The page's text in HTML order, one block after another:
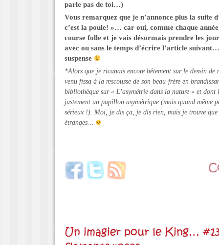
parle pas de toi…)
Vous remarquez que je n’annonce plus la suite
c’est la poule! »… car oui, comme chaque
course folle et je vais désormais prendre les
avec ou sans le temps d’écrire l’article
suspense
*Alors que je ricanais encore bêtement sur le dessin
venu fissa à la rescousse de son beau-frère en
bibliothèque sur « L’asymétrie dans la nature » et
justement un papillon asymétrique (mais quand même
sérieux !). Moi, je dis ça, je dis rien, mais je trouve
étranges…
Un imagier pour le King…